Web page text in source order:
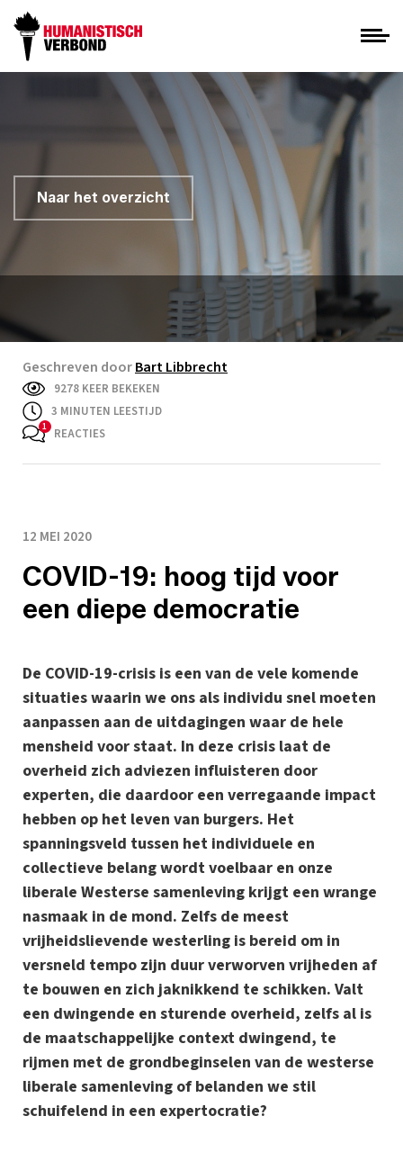
Naar het overzicht
Geschreven doorBart Libbrecht
9278 KEER BEKEKEN
3 MINUTEN LEESTIJD
REACTIES
12 MEI 2020
COVID-19: hoog tijd voor
een diepe democratie
De COVID-19-crisis is een van de vele komende
situaties waarin we ons als individu snel moeten
aanpassen aan de uitdagingen waar de hele
mensheid voor staat. In deze crisis laat de
overheid zich adviezen influisteren door
experten, die daardoor een verregaande impact
hebben op het leven van burgers. Het
spanningsveld tussen het individuele en
collectieve belang wordt voelbaar en onze
liberale Westerse samenleving krijgt een wrange
nasmaak in de mond. Zelfs de meest
vrijheidslievende westerling is bereid om in
versneld tempo zijn duur verworven vrijheden af
te bouwen en zich jaknikkend te schikken. Valt
een dwingende en sturende overheid, zelfs al is
de maatschappelijke context dwingend, te
rijmen met de grondbeginselen van de westerse
liberale samenleving of belanden we stil
schuifelend in een expertocratie?